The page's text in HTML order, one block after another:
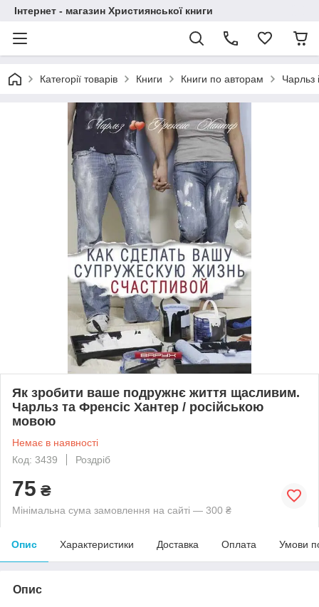
Інтернет - магазин Християнської книги
Категорії товарів Книги Книги по авторам Чарльз
Як зробити ваше подружнє життя щасливим.
Чарльз та Френсіс Хантер / російською
мовою
Немає в наявності
Код: 3439
Роздріб
75 ₴
Мінімальна сума замовлення на сайті — 300 ₴
Опис Характеристики Доставка Оплата Умови
Опис